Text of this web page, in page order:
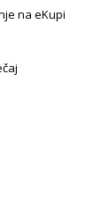
na eKupi